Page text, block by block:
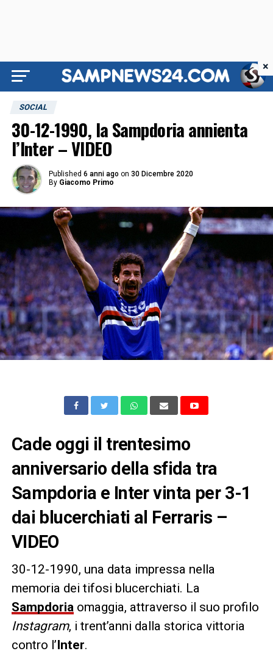
SOCIAL
30-12-1990, la Sampdoria annienta
l’Inter – VIDEO
Published 6 anni ago on 30 Dicembre 2020
By Giacomo Primo
Cade oggi il trentesimo
anniversario della sfida tra
Sampdoria e Inter vinta per 3-1
dai blucerchiati al Ferraris –
VIDEO
30-12-1990, una data impressa nella
memoria dei tifosi blucerchiati. La
Sampdoriaomaggia, attraverso il suo profilo
Instagram, i trent’anni dalla storica vittoria
contro l’Inter.
×